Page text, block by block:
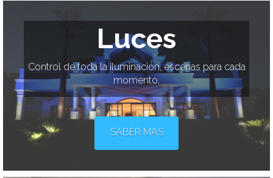
Luces
Control de toda la iluminación, escenas para cada
momento.
SABER MAS